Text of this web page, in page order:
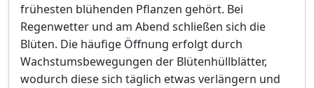
frühesten blühenden Pflanzen gehört. Bei
Regenwetter und am Abend schließen sich die
Blüten. Die häufige Öffnung erfolgt durch
Wachstumsbewegungen der Blütenhüllblätter,
wodurch diese sich täglich etwas verlängern und